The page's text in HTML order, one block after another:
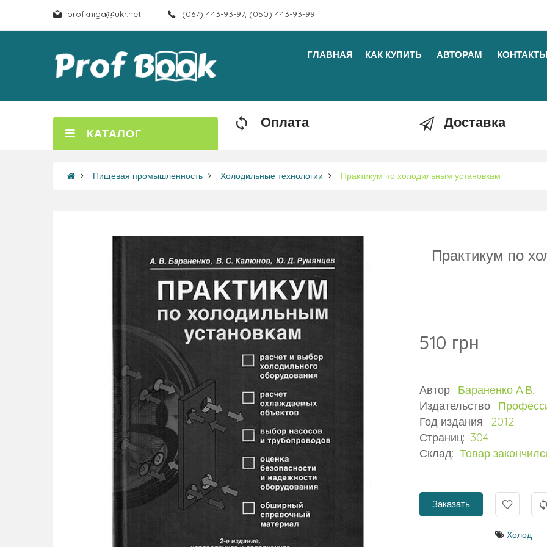
profkniga@ukr.net (067) 443-93-97, (050) 443-93-99
ГЛАВНАЯ КАК КУПИТЬ АВТОРАМ
КАТАЛОГ
Оплата Доставка
Пищевая промышленность Холодильные технологии Практикум по холодильным установкам
Практикум по
510 грн
Автор: Бараненко А.В.
Издательство:
Год издания: 2012
Страниц: 304
Склад: Товар
Заказать
Холод